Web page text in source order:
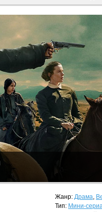
Жанр: Драма,
Тип: Мини-